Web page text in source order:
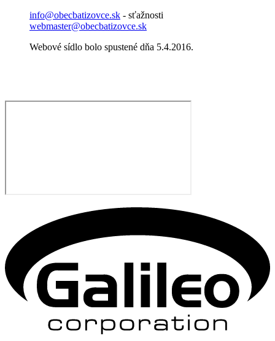
info@obecbatizovce.sk - sťažnosti
webmaster@obecbatizovce.sk
Webové sídlo bolo spustené dňa 5.4.2016.​​​